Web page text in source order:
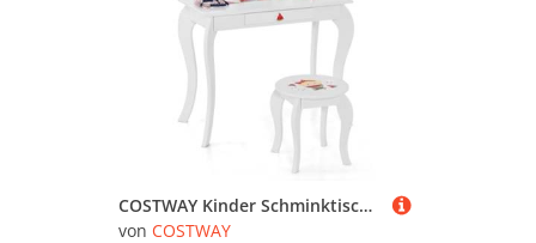
COSTWAY Kinder Schminktisch, Frisiertisch mit Hocker, abnehmbarem Spiegel & Schublade, Frisierkommode Holz, Kosmetiktisch mädchen für Kinder ab 3 Jahren, 72x36x106cm
von COSTWAY